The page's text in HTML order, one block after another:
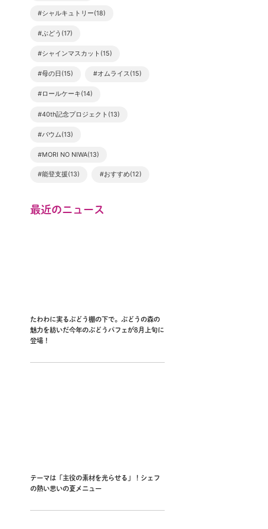
#シャルキュトリー(18)
#ぶどう(17)
#シャインマスカット(15)
#母の日(15) #オムライス(15)
#ロールケーキ(14)
#40th記念プロジェクト(13)
#バウム(13)
#MORI NO NIWA(13)
#能登支援(13) #おすすめ(12)
最近のニュース
たわわに実るぶどう棚の下で。ぶどうの森の
魅力を紡いだ今年のぶどうパフェが8月上旬に
登場！
テーマは「主役の素材を光らせる」！シェフ
の熱い思いの夏メニュー